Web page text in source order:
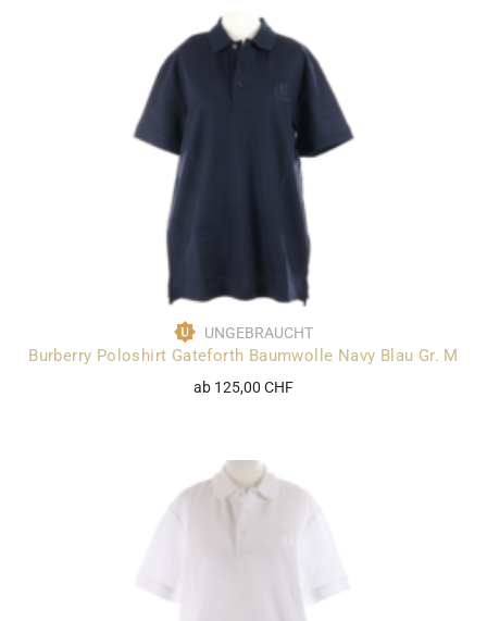
UNGEBRAUCHT
Burberry Poloshirt Gateforth Baumwolle Navy Blau Gr. M
ab 125,00 CHF